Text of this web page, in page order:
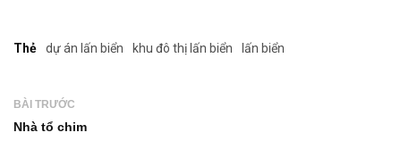
Thẻ dự án lấn biển khu đô thị lấn biển lấn biển
BÀI TRƯỚC
Nhà tổ chim